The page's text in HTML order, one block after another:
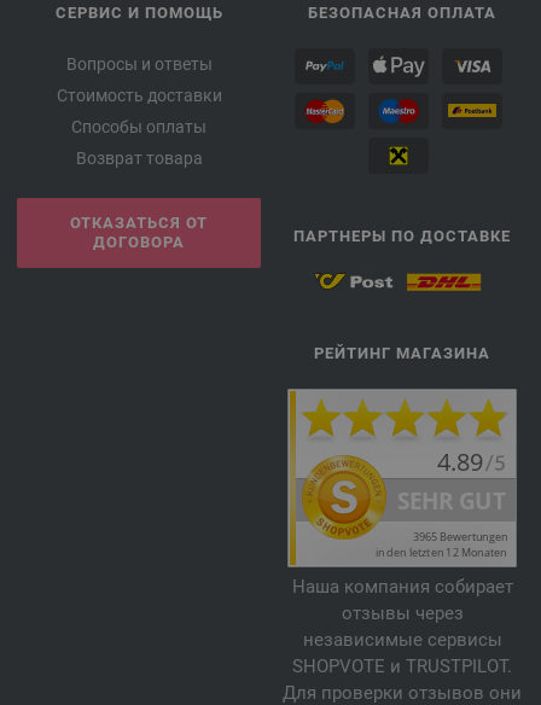
СЕРВИС И ПОМОЩЬ
Вопросы и ответы
Стоимость доставки
Способы оплаты
Возврат товара
ОТКАЗАТЬСЯ ОТ
ДОГОВОРА
БЕЗОПАСНАЯ ОПЛАТА
ПАРТНЕРЫ ПО ДОСТАВКЕ
РЕЙТИНГ МАГАЗИНА
Наша компания собирает
отзывы через
независимые сервисы
SHOPVOTE и TRUSTPILOT.
Для проверки отзывов они